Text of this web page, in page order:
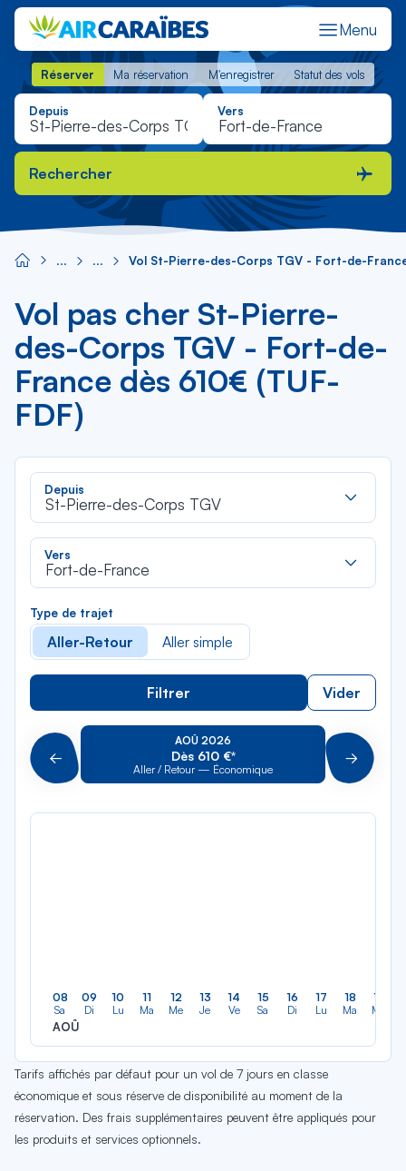
Menu
Réserver Ma réservation M'enregistrer Statut des vols
Réserver Ma réservation M'enregistrer Statut des vols
Depuis Vers
Rechercher
Vol St-Pierre-des-Corps TGV - Fort-de-
Vol pas cher St-Pierre-
des-Corps TGV - Fort-de-
France dès 610€ (TUF-
FDF)
Depuis
St-Pierre-des-Corps TGV
Vers
Fort-de-France
Type de trajet
Aller-Retour Aller simple
Filtrer Vider
Précédent
AOÛ 2026
Dès 610 €*
Aller / Retour — Économique Suivant
08
Sa
AOÛ
09
Di
10
Lu
11
Ma
12
Me
13
Je
14
Ve
15
Sa
16
Di
17
Lu
18
Ma
19
Me
Tarifs affichés par défaut pour un vol de 7 jours en classe
économique et sous réserve de disponibilité au moment de la
réservation. Des frais supplémentaires peuvent être appliqués pour
les produits et services optionnels.